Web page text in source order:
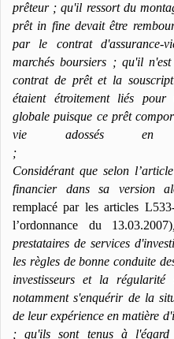
prêteur ; qu'il ressort du
prêt in fine devait être
par le contrat d'assurance-
marchés boursiers ; qu'il
contrat de prêt et la
étaient étroitement liés pour
globale puisque ce prêt
vie adossés
;
Considérant que selon
financier dans sa version
remplacé par les articles
l’ordonnance du 13.03.2007)
prestataires de services
les règles de bonne conduite
investisseurs et la
notamment s'enquérir de la
de leur expérience en matière
; qu'ils sont tenus à l'égard